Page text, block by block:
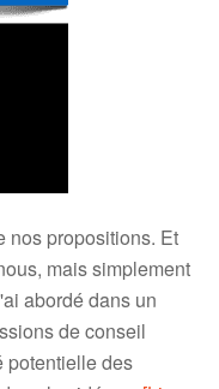
nos propositions. Et
mais simplement
abordé dans un
de conseil
potentielle des